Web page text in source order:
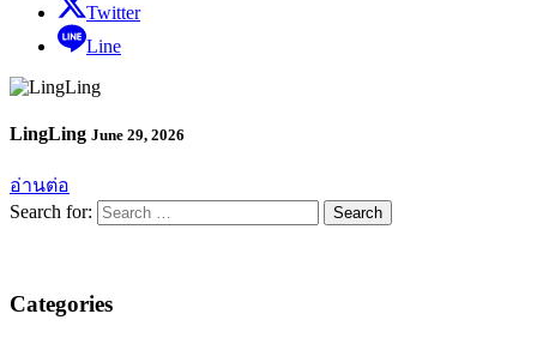
Twitter
Line
LingLing June 29, 2026
อ่านต่อ
Search for:
Categories